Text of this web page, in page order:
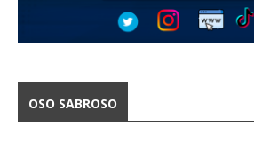
OSO SABROSO